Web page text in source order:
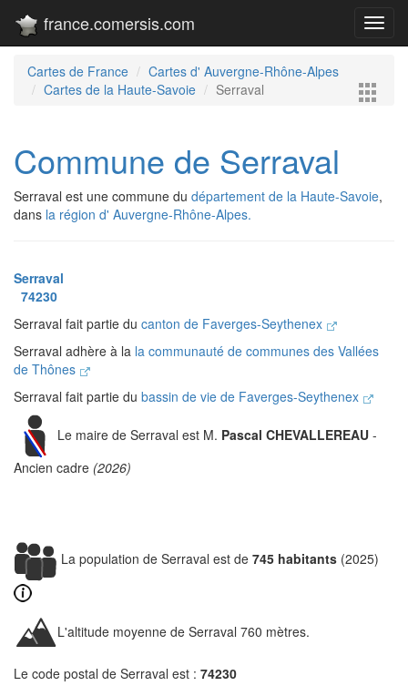
france.comersis.com
Cartes de France
Cartes d' Auvergne-Rhône-Alpes
Cartes de la Haute-Savoie
Serraval
Commune de Serraval
Serraval est une commune du département de la Haute-Savoie,
dans la région d' Auvergne-Rhône-Alpes.
Serraval
74230
Serraval fait partie du canton de Faverges-Seythenex
Serraval adhère à la la communauté de communes des Vallées
de Thônes
Serraval fait partie du bassin de vie de Faverges-Seythenex
Le maire de Serraval est M. Pascal CHEVALLEREAU -
Ancien cadre (2026)
La population de Serraval est de 745 habitants (2025)
L'altitude moyenne de Serraval 760 mètres.
Le code postal de Serraval est : 74230